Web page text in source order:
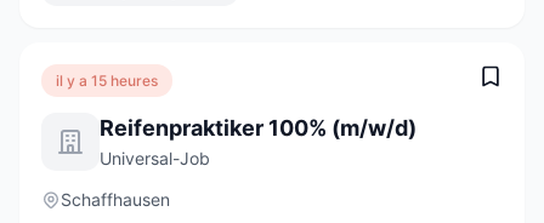
il y a 15 heures
Reifenpraktiker 100% (m/w/d)
Universal-Job
Schaffhausen